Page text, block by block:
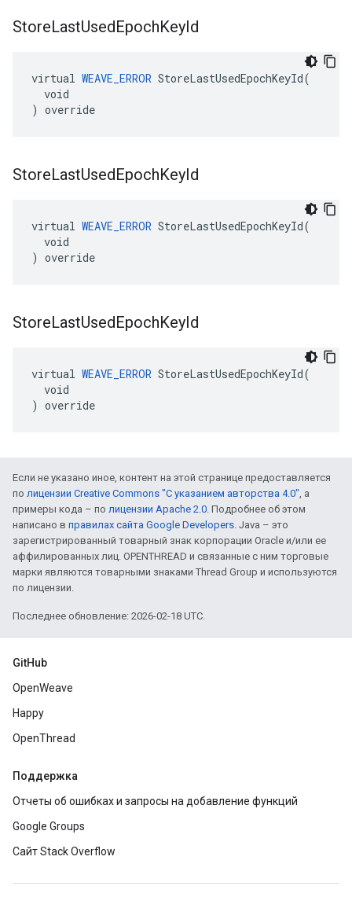
StoreLastUsedEpochKeyId
virtual WEAVE_ERROR StoreLastUsedEpochKeyId(
  void
) override
StoreLastUsedEpochKeyId
virtual WEAVE_ERROR StoreLastUsedEpochKeyId(
  void
) override
StoreLastUsedEpochKeyId
virtual WEAVE_ERROR StoreLastUsedEpochKeyId(
  void
) override
Если не указано иное, контент на этой странице предоставляется
по лицензии Creative Commons "С указанием авторства 4.0", а
примеры кода – по лицензии Apache 2.0. Подробнее об этом
написано в правилах сайта Google Developers. Java – это
зарегистрированный товарный знак корпорации Oracle и/или ее
аффилированных лиц. OPENTHREAD и связанные с ним торговые
марки являются товарными знаками Thread Group и используются
по лицензии.
Последнее обновление: 2026-02-18 UTC.
GitHub
OpenWeave
Happy
OpenThread
Поддержка
Отчеты об ошибках и запросы на добавление функций
Google Groups
Сайт Stack Overflow